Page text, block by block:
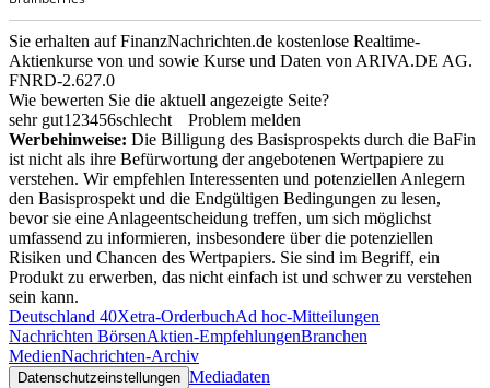
Sie erhalten auf FinanzNachrichten.de kostenlose Realtime-
Aktienkurse von und sowie Kurse und Daten von ARIVA.DE AG.
FNRD-2.627.0
Wie bewerten Sie die aktuell angezeigte Seite?
sehr gut1 23456schlecht
Problem melden
Werbehinweise: Die Billigung des Basisprospekts durch die BaFin
ist nicht als ihre Befürwortung der angebotenen Wertpapiere zu
verstehen. Wir empfehlen Interessenten und potenziellen Anlegern
den Basisprospekt und die Endgültigen Bedingungen zu lesen,
bevor sie eine Anlageentscheidung treffen, um sich möglichst
umfassend zu informieren, insbesondere über die potenziellen
Risiken und Chancen des Wertpapiers. Sie sind im Begriff, ein
Produkt zu erwerben, das nicht einfach ist und schwer zu verstehen
sein kann.
Deutschland 40Xetra-OrderbuchAd hoc-Mitteilungen
Nachrichten BörsenAktien-EmpfehlungenBranchen
MedienNachrichten-Archiv
Datenschutzeinstellungen Mediadaten